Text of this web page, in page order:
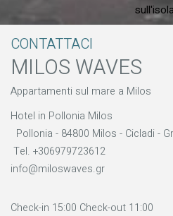
sull'isola
CONTATTACI
MILOS WAVES
Appartamenti sul mare a Milos
Hotel in Pollonia Milos
Pollonia - 84800 Milos - Cicladi -
Tel. +306979723612
info@miloswaves.gr
Check-in 15:00 Check-out 11:00